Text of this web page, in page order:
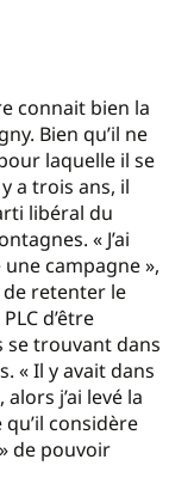
connait bien la
Bien qu’il ne
laquelle il se
a trois ans, il
libéral du
« J’ai
campagne »,
de retenter le
d’être
trouvant dans
« Il y avait dans
j’ai levé la
considère
de pouvoir